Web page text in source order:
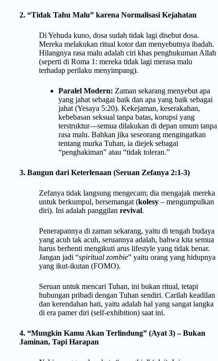
2. “Tidak Tahu Malu” karena Normalisasi Kejahatan
Di Yehuda kuno, dosa sudah tidak lagi disebut dosa.
Mereka melakukan ritual kotor dan menyebutnya ibadah.
Hilangnya rasa malu adalah ciri khas penghukuman Allah
(seperti di Roma 1: mereka tidak lagi merasa malu
terhadap perilaku menyimpang).
Paralel Modern: Zaman sekarang menyebut apa
yang jahat sebagai baik dan apa yang baik sebagai
jahat (Yesaya 5:20). Kekejaman, keserakahan,
kebebasan seksual tanpa batas, korupsi yang
terstruktur—semua dilakukan di depan umum tanpa
rasa malu. Bahkan jika seseorang mengingatkan
tentang murka Tuhan, ia diejek sebagai
“penghakiman” atau “tidak toleran.”
3. Bangun dari Keterlenaan (Seruan Zefanya 2:1-3)
Zefanya tidak langsung mengecam; dia mengajak mereka
untuk berkumpul, bersemangat (kolesy – mengumpulkan
diri). Ini adalah panggilan revival.
Penerapannya di zaman sekarang, yaitu di tengah budaya
yang acuh tak acuh, seruannya adalah, bahwa kita semua
harus berhenti mengikuti arus lifestyle yang tidak benar.
Jangan jadi “spiritual zombie” yaitu orang yang hidupnya
yang ikut-ikutan (FOMO).
Seruan untuk mencari Tuhan, ini bukan ritual, tetapi
hubungan pribadi dengan Tuhan sendiri. Carilah keadilan
dan kerendahan hati, yaitu adalah hal yang sangat langka
di era pamer diri (self-exhibition) saat ini.
4. “Mungkin Kamu Akan Terlindung” (Ayat 3) – Bukan
Jaminan, Tapi Harapan